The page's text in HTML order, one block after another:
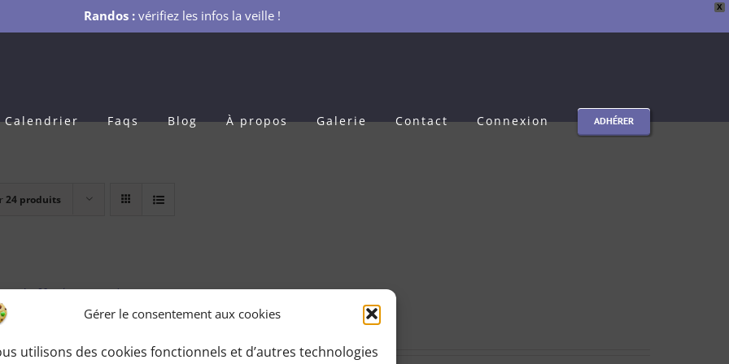
Gérer le consentement aux cookies
utilisons des cookies fonctionnels et d’autres technologies
X
Randos : vérifiez les infos la veille !
Calendrier Faqs Blog À propos Galerie Contact Connexion ADHÉRER
24 produits
Adhésion 1 an
€